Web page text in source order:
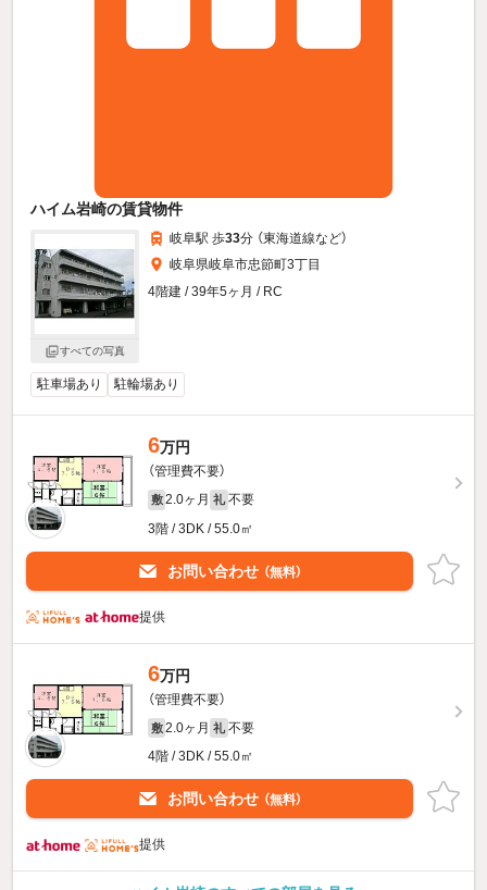
ハイム岩崎の賃貸物件
すべての写真
岐阜駅 歩33分 （東海道線など）
岐阜県岐阜市忠節町3丁目
4階建 / 39年5ヶ月 / RC
駐車場あり 駐輪場あり
6万円
（管理費不要）
敷 2.0ヶ月 礼 不要
3階 / 3DK / 55.0㎡
お問い合わせ （無料）
提供
6万円
（管理費不要）
敷 2.0ヶ月 礼 不要
4階 / 3DK / 55.0㎡
お問い合わせ （無料）
提供